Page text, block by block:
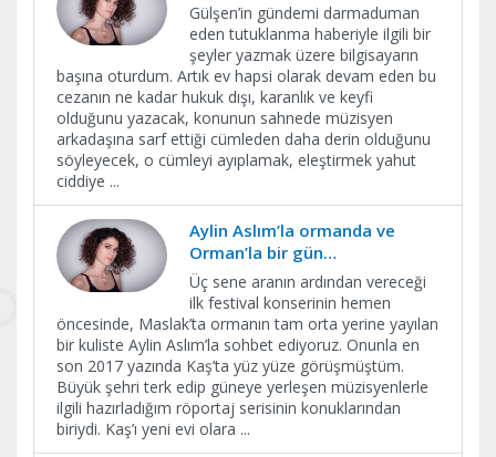
Gülşen’in gündemi darmaduman
eden tutuklanma haberiyle ilgili bir
şeyler yazmak üzere bilgisayarın
başına oturdum. Artık ev hapsi olarak devam eden bu
cezanın ne kadar hukuk dışı, karanlık ve keyfi
olduğunu yazacak, konunun sahnede müzisyen
arkadaşına sarf ettiği cümleden daha derin olduğunu
söyleyecek, o cümleyi ayıplamak, eleştirmek yahut
ciddiye ...
Aylin Aslım’la ormanda ve
Orman’la bir gün…
Üç sene aranın ardından vereceği
ilk festival konserinin hemen
öncesinde, Maslak’ta ormanın tam orta yerine yayılan
bir kuliste Aylin Aslım’la sohbet ediyoruz. Onunla en
son 2017 yazında Kaş’ta yüz yüze görüşmüştüm.
Büyük şehri terk edip güneye yerleşen müzisyenlerle
ilgili hazırladığım röportaj serisinin konuklarından
biriydi. Kaş’ı yeni evi olara ...